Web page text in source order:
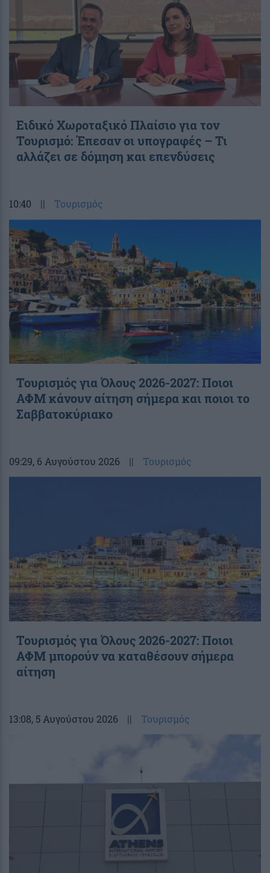
Ειδικό Χωροταξικό Πλαίσιο για τον
Τουρισμό: Έπεσαν οι υπογραφές – Τι
αλλάζει σε δόμηση και επενδύσεις
10:40 || Τουρισμός
Τουρισμός για Όλους 2026-2027: Ποιοι
ΑΦΜ κάνουν αίτηση σήμερα και ποιοι το
Σαββατοκύριακο
09:29, 6 Αυγούστου 2026 || Τουρισμός
Τουρισμός για Όλους 2026-2027: Ποιοι
ΑΦΜ μπορούν να καταθέσουν σήμερα
αίτηση
13:08, 5 Αυγούστου 2026 || Τουρισμός